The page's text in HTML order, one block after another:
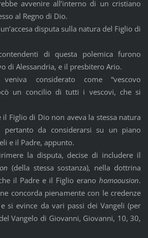
avvenire all’interno di un cristiano
al Regno di Dio.
disputa sulla natura del Figlio di
di questa polemica furono
di Alessandria, e il presbitero Ario.
considerato come “vescovo
un concilio di tutti i vescovi, che si
il Figlio di Dio non aveva la stessa natura
pertanto da considerarsi su un piano
e il Padre, appunto.
la disputa, decise di includere il
(della stessa sostanza), nella dottrina
il Padre e il Figlio eranohomoousion.
concorda pienamente con le credenze
si evince da vari passi dei Vangeli (per
Vangelo di Giovanni, Giovanni, 10, 30,